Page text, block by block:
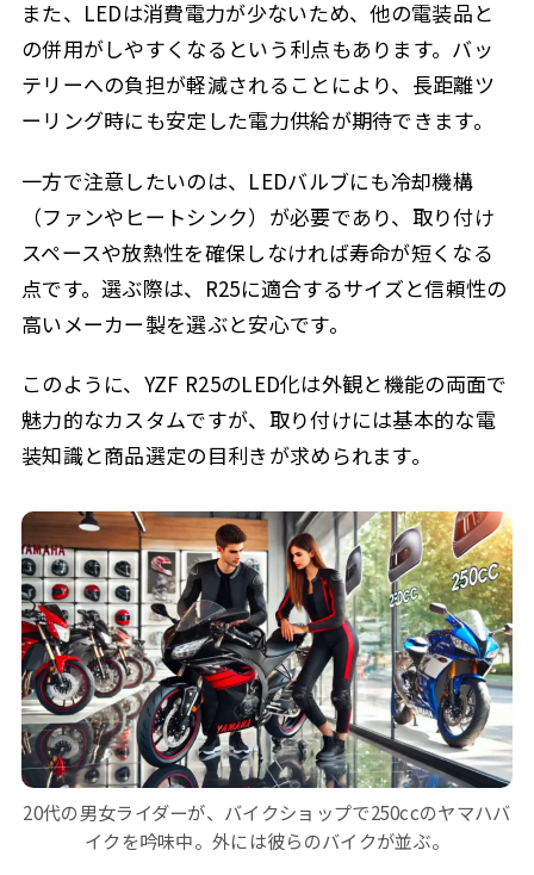
また、LEDは消費電力が少ないため、他の電装品と
の併用がしやすくなるという利点もあります。バッ
テリーへの負担が軽減されることにより、長距離ツ
ーリング時にも安定した電力供給が期待できます。
一方で注意したいのは、LEDバルブにも冷却機構
（ファンやヒートシンク）が必要であり、取り付け
スペースや放熱性を確保しなければ寿命が短くなる
点です。選ぶ際は、R25に適合するサイズと信頼性の
高いメーカー製を選ぶと安心です。
このように、YZF R25のLED化は外観と機能の両面で
魅力的なカスタムですが、取り付けには基本的な電
装知識と商品選定の目利きが求められます。
20代の男女ライダーが、バイクショップで250ccのヤマハバ
イクを吟味中。外には彼らのバイクが並ぶ。